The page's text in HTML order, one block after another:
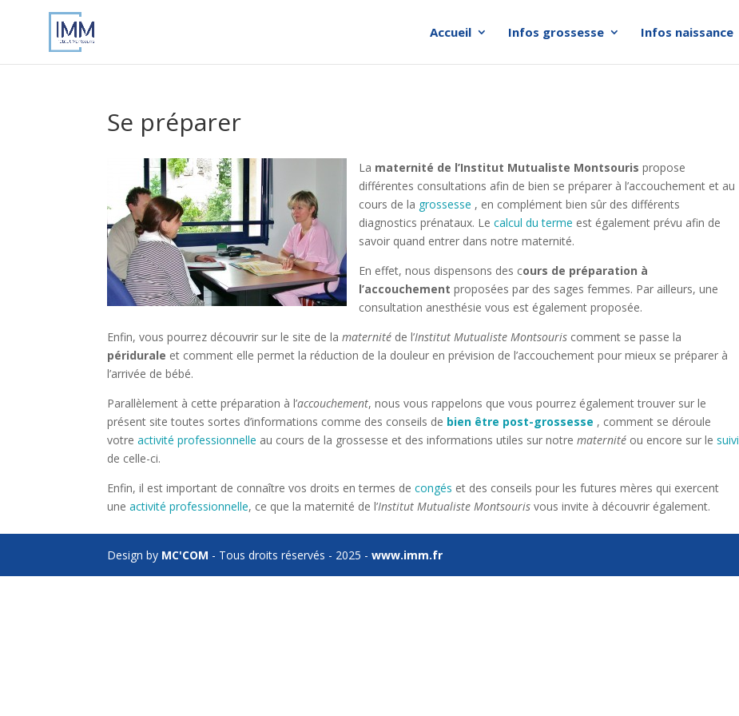
Accueil Infos grossesse Infos naissance
Se préparer
La maternité de l’Institut Mutualiste Montsourispropose
différentes consultations afin de bien se préparer à l’accouchement et au
cours de la grossesse , en complément bien sûr des différents
diagnostics prénataux. Lecalcul du terme est également prévu afin de
savoir quand entrer dans notre maternité.
En effet, nous dispensons des cours de préparation à
l’accouchement proposées par des sages femmes. Par ailleurs, une
consultation anesthésie vous est également proposée.
Enfin, vous pourrez découvrir sur le site de lamaternité de l’Institut Mutualiste Montsouris comment se passe la
péridurale et comment elle permet la réduction de la douleur en prévision de l’accouchement pour mieux se préparer à
l’arrivée de bébé.
Parallèlement à cette préparation à l’accouchement, nous vous rappelons que vous pourrez également trouver sur le
présent site toutes sortes d’informations comme des conseils de bien être post-grossesse , comment se déroule
votreactivité professionnelle au cours de la grossesse et des informations utiles sur notrematernité ou encore sur lesuivi
de celle-ci.
Enfin, il est important de connaître vos droits en termes decongés et des conseils pour les futures mères qui exercent
uneactivité professionnelle, ce que la maternité de l’Institut Mutualiste Montsouris vous invite à découvrir également.
Design by MC'COM - Tous droits réservés - 2025 -www.imm.fr